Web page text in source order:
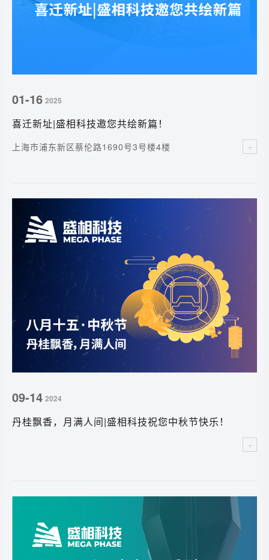
01-16 2025
喜迁新址|盛相科技邀您共绘新篇！
上海市浦东新区蔡伦路1690号3号楼4楼
09-14 2024
丹桂飘香，月满人间|盛相科技祝您中秋节快乐！